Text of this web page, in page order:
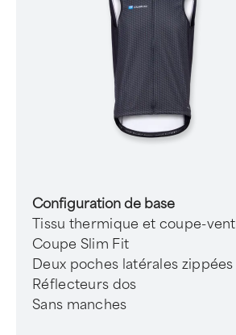
Configuration de base
Tissu thermique et coupe-vent
Coupe Slim Fit
Deux poches latérales zippées
Réflecteurs dos
Sans manches